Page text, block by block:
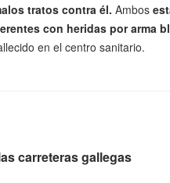
tratos contra él. Ambos
con heridas por arma
en el centro sanitario.
carreteras gallegas